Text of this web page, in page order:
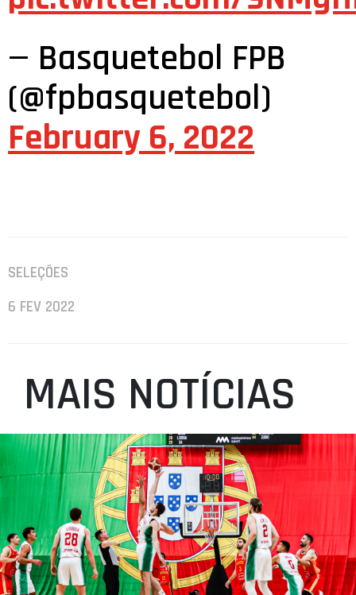
— Basquetebol FPB
(@fpbasquetebol)
February 6, 2022
SELEÇÕES
6 FEV 2022
MAIS NOTÍCIAS